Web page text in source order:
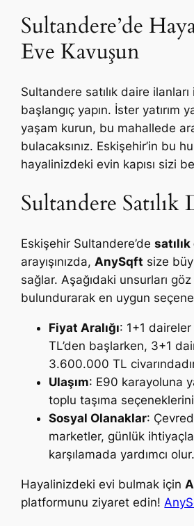
Sultandere’de
Eve Kavuşun
Sultandere satılık daire
başlangıç yapın. İster yatırım
yaşam kurun, bu mahallede
bulacaksınız. Eskişehir’in bu
hayalinizdeki evin kapısı sizi
Sultandere Satılık
Eskişehir Sultandere’de
arayışınızda,AnySqft size
sağlar. Aşağıdaki unsurları
bulundurarak en uygun
Fiyat Aralığı: 1+1
TL’den başlarken, 3+1
3.600.000 TL
Ulaşım: E90 karayoluna
toplu taşıma seçeneklerini
Sosyal Olanaklar:
marketler, günlük
karşılamada yardımcı olur.
Hayalinizdeki evi bulmak için
platformunu ziyaret edin!